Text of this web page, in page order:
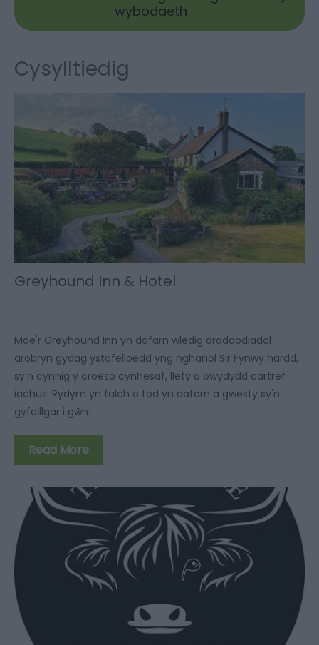
wybodaeth
Cysylltiedig
Greyhound Inn & Hotel
Mae'r Greyhound Inn yn dafarn wledig draddodiadol
arobryn gydag ystafelloedd yng nghanol Sir Fynwy hardd,
sy'n cynnig y croeso cynhesaf, llety a bwydydd cartref
iachus. Rydym yn falch o fod yn dafarn a gwesty sy'n
gyfeillgar i gŵn!
Read More